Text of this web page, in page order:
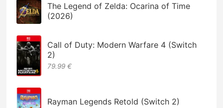
The Legend of Zelda: Ocarina of Time
(2026)
Call of Duty: Modern Warfare 4 (Switch
2)
79.99 €
Rayman Legends Retold (Switch 2)